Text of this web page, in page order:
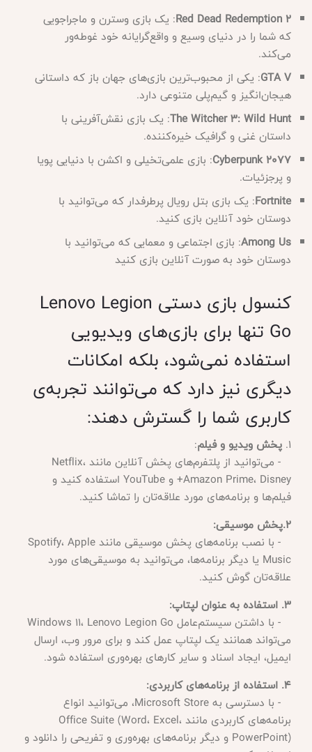
Red Dead Redemption 2: یک بازی وسترن و ماجراجویی
که شما را در دنیای وسیع و واقع‌گرایانه خود غوطه‌ور
می‌کند.
GTA V: یکی از محبوب‌ترین بازی‌های جهان باز که داستانی
هیجان‌انگیز و گیم‌پلی متنوعی دارد.
The Witcher 3: Wild Hunt: یک بازی نقش‌آفرینی با
داستان غنی و گرافیک خیره‌کننده.
Cyberpunk 2077: بازی علمی‌تخیلی و اکشن با دنیایی پویا
و پرجزئیات.
Fortnite: یک بازی بتل رویال پرطرفدار که می‌توانید با
دوستان خود آنلاین بازی کنید.
Among Us: بازی اجتماعی و معمایی که می‌توانید با
دوستان خود به صورت آنلاین بازی کنید
کنسول بازی دستی Lenovo Legion
Go تنها برای بازی‌های ویدیویی
استفاده نمی‌شود، بلکه امکانات
دیگری نیز دارد که می‌توانند تجربه‌ی
کاربری شما را گسترش دهند:
1. پخش ویدیو و فیلم:
- می‌توانید از پلتفرم‌های پخش آنلاین مانند Netflix،
Amazon Prime، Disney+ و YouTube استفاده کنید و
فیلم‌ها و برنامه‌های مورد علاقه‌تان را تماشا کنید.
2.پخش موسیقی:
- با نصب برنامه‌های پخش موسیقی مانند Spotify، Apple
Music یا دیگر برنامه‌ها، می‌توانید به موسیقی‌های مورد
علاقه‌تان گوش کنید.
3. استفاده به عنوان لپتاپ:
- با داشتن سیستم‌عامل Windows 11، Lenovo Legion Go
می‌تواند همانند یک لپتاپ عمل کند و برای مرور وب، ارسال
ایمیل، ایجاد اسناد و سایر کارهای بهره‌وری استفاده شود.
4. استفاده از برنامه‌های کاربردی:
- با دسترسی به Microsoft Store، می‌توانید انواع
برنامه‌های کاربردی مانند Office Suite (Word، Excel،
PowerPoint) و دیگر برنامه‌های بهره‌وری و تفریحی را دانلود و